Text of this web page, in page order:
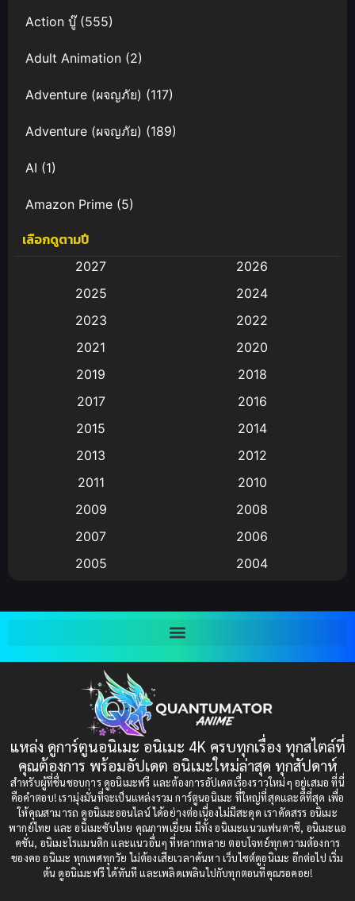
Action บู๊(555)
Adult Animation (2)
Adventure (ผจญภัย) (117)
Adventure (ผจญภัย) (189)
AI (1)
Amazon Prime (5)
Anal (ประตูหลัง)
Animation การ์ตูน
Animation อนิเมะ
Animation แอนิเมชัน
(9)
Big tits (นมใหญ่)
Bitch (ผู้หญิงร่าน)
Bondage (ทาส)(1)
(1)
Censored (เซ็นเซอร์)(19)
Comedy (ตลก)(235)
Comedy (ตลก)(85)
Comic Book การ์ตูน(1)
เลือกดูตามปี
2027
2026
2025
2024
2023
2022
2021
2020
2019
2018
2017
2016
2015
2014
2013
2012
2011
2010
2009
2008
2007
2006
2005
2004
2001
2000
1997
1993
1991
1989
1988
1987
1985
1984
1983
1982
1981
1980
1979
แหล่ง ดูการ์ตูนอนิเมะ อนิเมะ 4K ครบทุกเรื่อง ทุกสไตล์ที่
คุณต้องการ พร้อมอัปเดต อนิเมะใหม่ล่าสุด ทุกสัปดาห์
สำหรับผู้ที่ชื่นชอบการ ดูอนิเมะฟรี และต้องการอัปเดตเรื่องราวใหม่ๆ อยู่เสมอ ที่นี่
คือคำตอบ! เรามุ่งมั่นที่จะเป็นแหล่งรวม การ์ตูนอนิเมะ ที่ใหญ่ที่สุดและดีที่สุด เพื่อ
ให้คุณสามารถ ดูอนิเมะออนไลน์ ได้อย่างต่อเนื่องไม่มีสะดุด เราคัดสรร อนิเมะ
พากย์ไทย และ อนิเมะซับไทย คุณภาพเยี่ยม มีทั้ง อนิเมะแนวแฟนตาซี, อนิเมะแอ
คชั่น, อนิเมะโรแมนติก และแนวอื่นๆ ที่หลากหลาย ตอบโจทย์ทุกความต้องการ
ของคอ อนิเมะ ทุกเพศทุกวัย ไม่ต้องเสียเวลาค้นหา เว็บไซต์ดูอนิเมะ อีกต่อไป เริ่ม
ต้น ดูอนิเมะฟรี ได้ทันที และเพลิดเพลินไปกับทุกตอนที่คุณรอคอย!